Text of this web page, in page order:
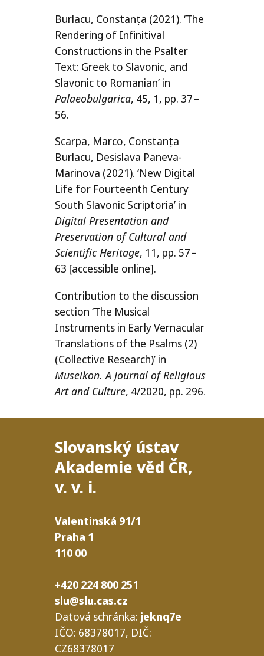
Burlacu, Constanța (2021). ‘The
Rendering of Infinitival
Constructions in the Psalter
Text: Greek to Slavonic, and
Slavonic to Romanian’ in
Palaeobulgarica, 45, 1, pp. 37 –
56.
Scarpa, Marco, Constanța
Burlacu, Desislava Paneva-
Marinova (2021).‘New Digital
Life for Fourteenth Century
South Slavonic Scriptoria’ in
Digital Presentation and
Preservation of Cultural and
Scientific Heritage, 11, pp. 57 –
63 [acces­si­ble online].
Contribution to the dis­cus­si­on
secti­on ‘The Musical
Instruments in Early Vernacular
Translations of the Psalms (2)
(Collective Research)’ in
Museikon. A Journal of Religious
Art and Culture, 4/​2020, pp. 296.
Slovanský ústav
Akademie věd ČR,
v. v. i.
Valentinská 91/​1
Praha 1
110 00
+420 224 800 251
slu@slu.cas.cz
Datová schrán­ka: jeknq7e
IČO: 68378017, DIČ:
CZ68378017